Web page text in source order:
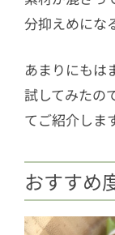
分抑えめにな
あまりにもは
試してみたの
てご紹介しま
おすす